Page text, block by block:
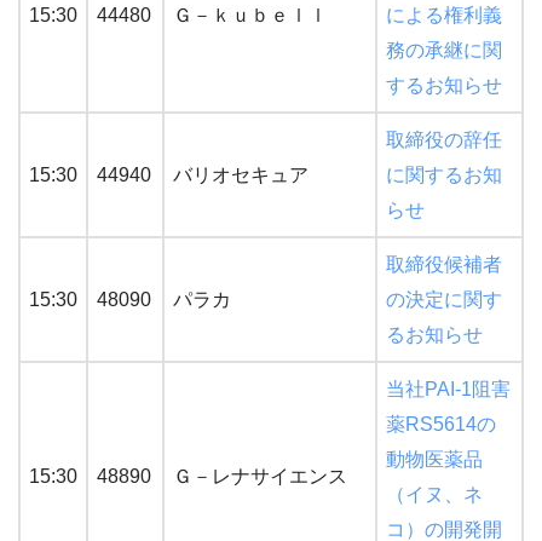
15:30 44480 Ｇ－ｋｕｂｅｌｌ
による権利義
務の承継に関
するお知らせ
15:30 44940 バリオセキュア
取締役の辞任
に関するお知
らせ
15:30 48090 パラカ
取締役候補者
の決定に関す
るお知らせ
15:30 48890 Ｇ－レナサイエンス
当社PAI-1阻害
薬RS5614の
動物医薬品
（イヌ、ネ
コ）の開発開